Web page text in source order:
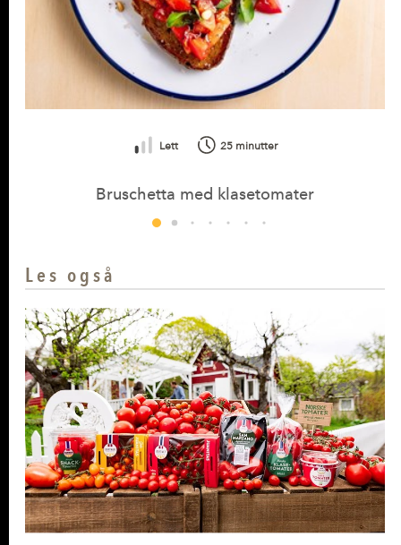
Lett 25 minutter
Bruschetta med klasetomater
Les også